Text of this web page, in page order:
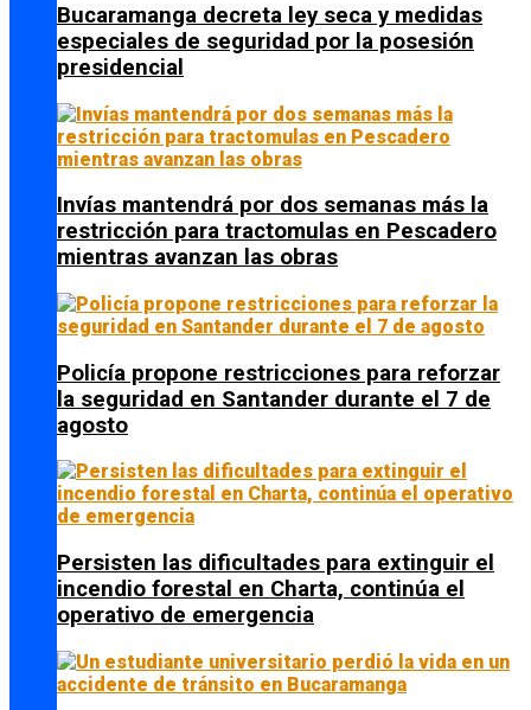
Bucaramanga decreta ley seca y medidas
especiales de seguridad por la posesión
presidencial
Invías mantendrá por dos semanas más la
restricción para tractomulas en Pescadero
mientras avanzan las obras
Policía propone restricciones para reforzar
la seguridad en Santander durante el 7 de
agosto
Persisten las dificultades para extinguir el
incendio forestal en Charta, continúa el
operativo de emergencia